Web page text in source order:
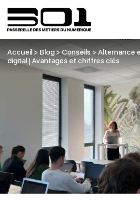
Accueil > Blog > Conseils > Alternance
digital | Avantages et chiffres clés